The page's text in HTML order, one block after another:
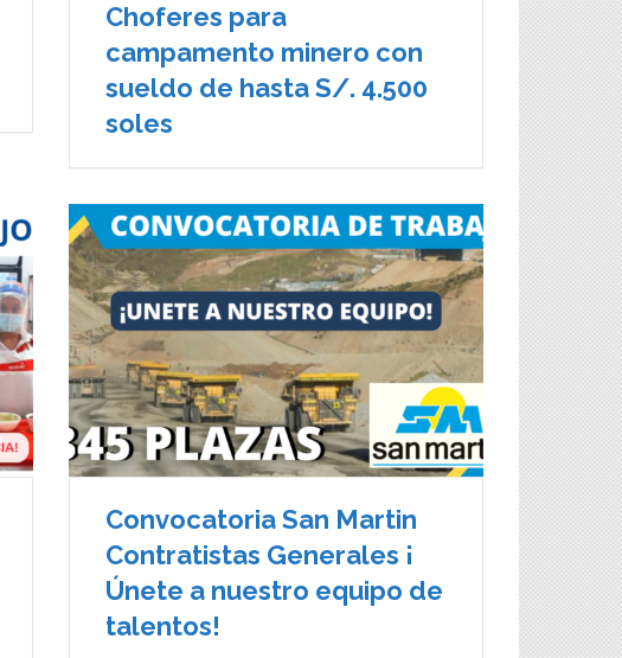
Choferes para
campamento minero con
sueldo de hasta S/. 4.500
soles
Convocatoria San Martin
Contratistas Generales ¡
Únete a nuestro equipo de
talentos!